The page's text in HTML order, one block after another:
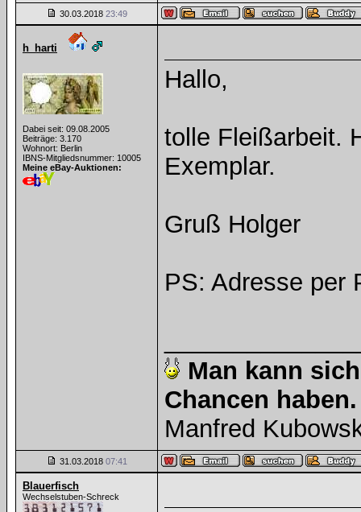
30.03.2018 23:49
h_harti
Dabei seit: 09.08.2005
Beiträge: 3.170
Wohnort: Berlin
IBNS-Mitgliedsnummer: 10005
Meine eBay-Auktionen:
Hallo,
tolle Fleißarbeit.
Exemplar.
Gruß Holger
PS: Adresse per
Man kann
Chancen
Manfred
31.03.2018 07:41
Blauerfisch
Wechselstuben-Schreck